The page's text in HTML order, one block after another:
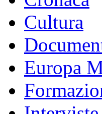
Cultura
Europa